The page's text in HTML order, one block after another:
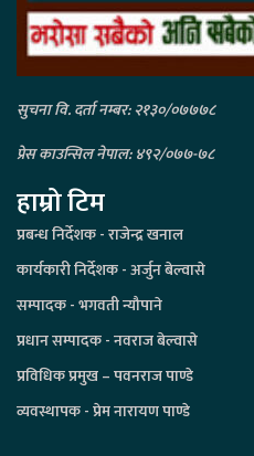
सुचना वि. दर्ता नम्बर: २१३०/०७७७८
प्रेस काउन्सिल नेपाल: ४९२/०७७-७८
हाम्रो टिम
प्रबन्ध निर्देशक - राजेन्द्र खनाल
कार्यकारी निर्देशक - अर्जुन बेल्वासे
सम्पादक - भगवती न्यौपाने
प्रधान सम्पादक - नवराज बेल्वासे
प्रविधिक प्रमुख – पवनराज पाण्डे
व्यवस्थापक - प्रेम नारायण पाण्डे